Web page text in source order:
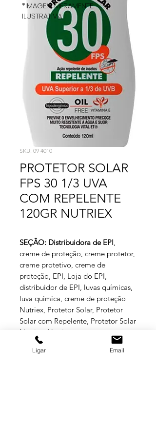
SKU: 09 4010
PROTETOR SOLAR
FPS 30 1/3 UVA
COM REPELENTE
120GR NUTRIEX
SEÇÃO: Distribuidora de EPI,
creme de proteção, creme protetor,
creme protetivo, creme de
proteção, EPI, Loja do EPI,
distribuidor de EPI, luvas químicas,
luva química, creme de proteção
Nutriex, Protetor Solar, Protetor
Solar com Repelente, Protetor Solar
Nutriex, Nutriex.
*IMAGEM MERAMENTE
ILUSTRATIVA
Ligar Email